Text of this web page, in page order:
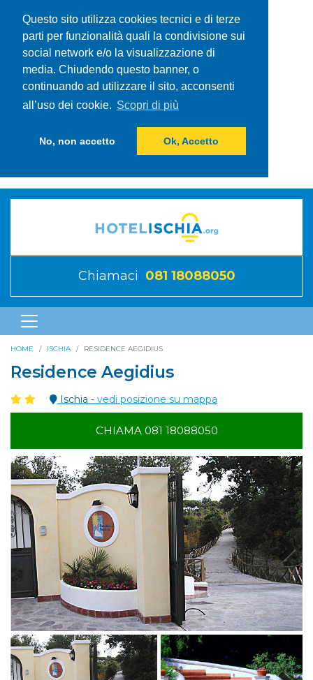
Questo sito utilizza cookies tecnici e di terze
parti per funzionalità quali la condivisione sui
social network e/o la visualizzazione di
media. Chiudendo questo banner, o
continuando ad utilizzare il sito, acconsenti
all’uso dei cookie. Scopri di più
No, non accetto Ok, Accetto
Chiamaci 081 18088050
HOME ISCHIA RESIDENCE AEGIDIUS
Residence Aegidius
Ischia - vedi posizione su mappa
CHIAMA 081 18088050